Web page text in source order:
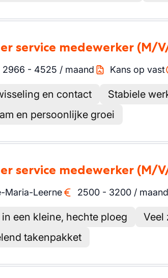
service medewerker (M/
2966 - 4525 / maand Kans op vast
en contact
Stabiele
en persoonlijke groei
service medewerker (M/
Maria-Leerne 2500 - 3200 / maand
een kleine, hechte ploeg
Veel
takenpakket